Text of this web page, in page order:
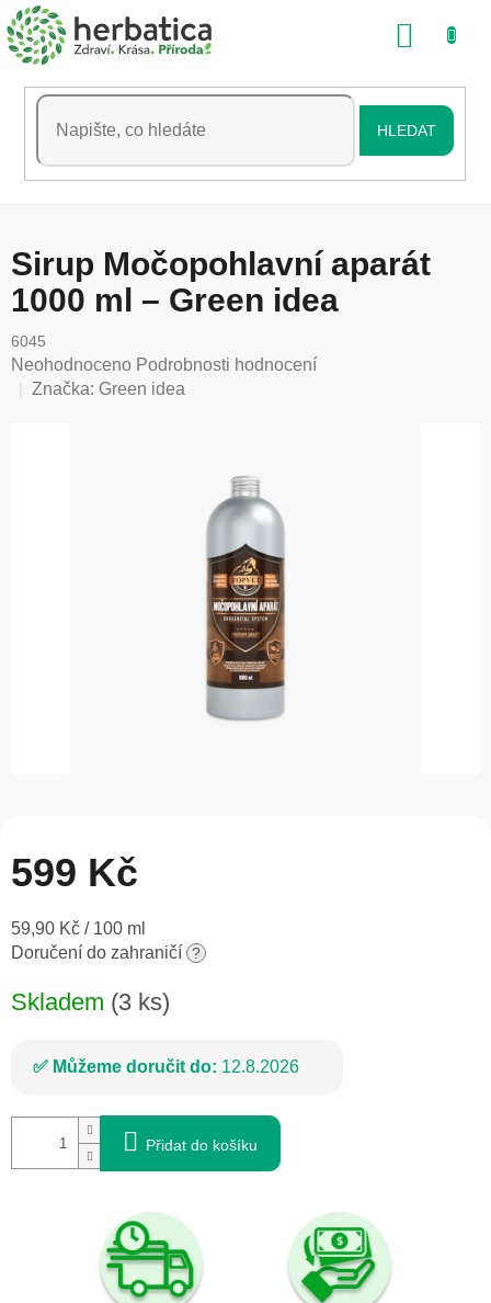
Přejít
na
obsah
HLEDAT
Sirup Močopohlavní aparát
1000 ml – Green idea
6045
Průměrné
hodnocení
Neohodnoceno Podrobnosti hodnocení
Značka: Green idea
599 Kč
Měrná
cena:
59,90 Kč / 100 ml
Doručení do zahraničí ?
Skladem (3 ks)
Můžeme doručit do: 12.8.2026
Přidat do košíku